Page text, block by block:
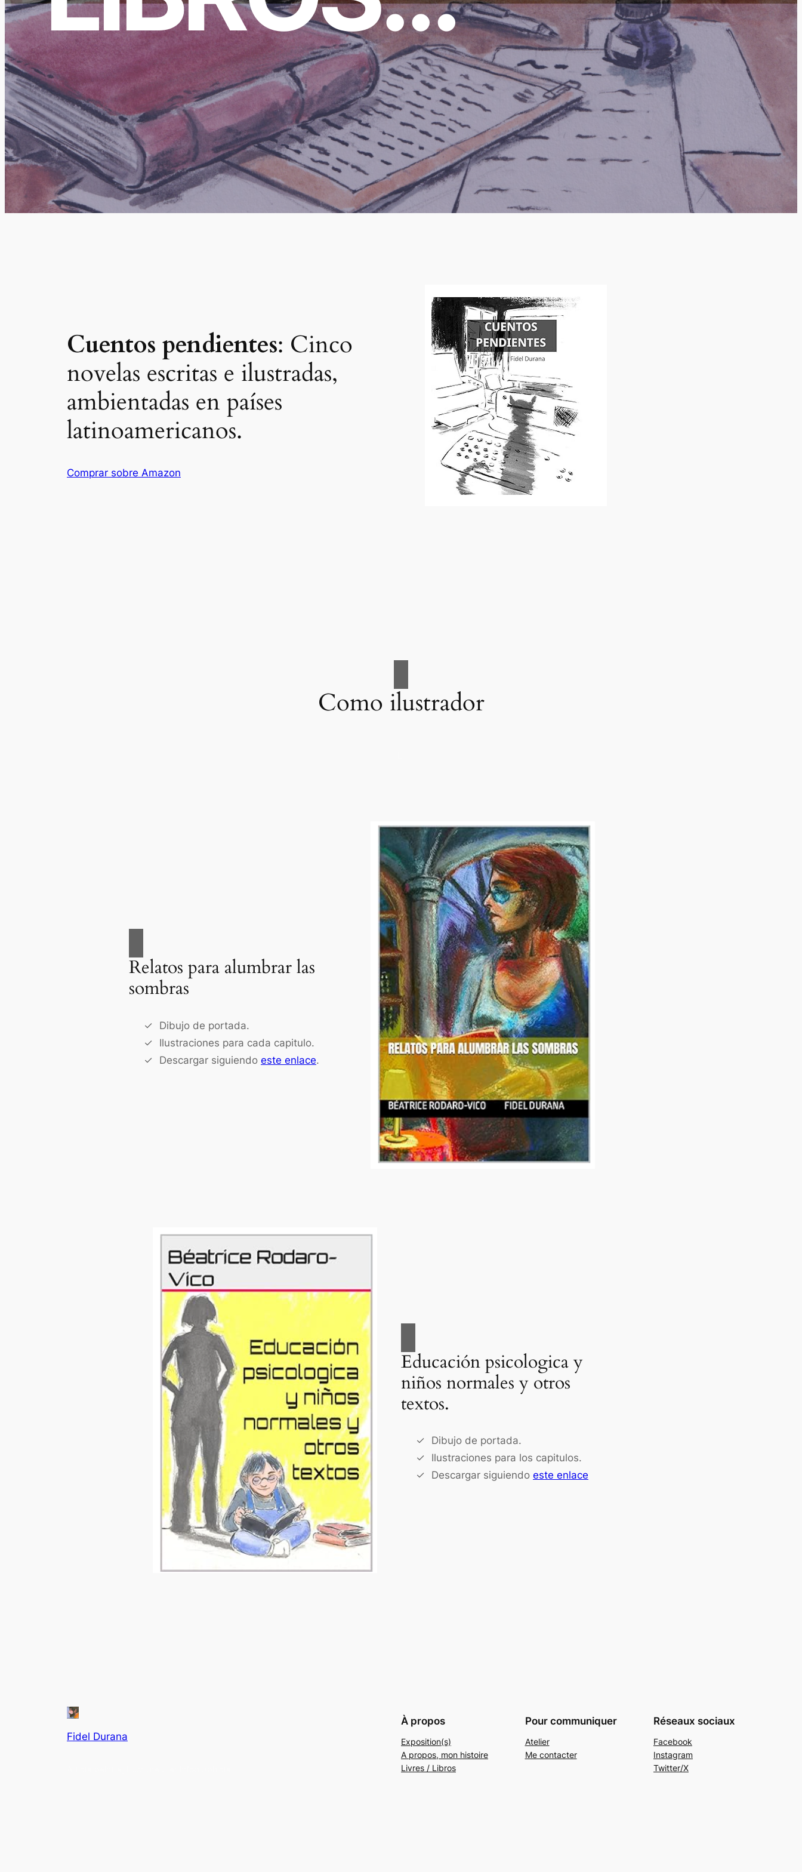
Cuentos pendientes: Cinco
novelas escritas e ilustradas,
ambientadas en países
latinoamericanos.
Comprar sobre Amazon
Como ilustrador
Relatos para alumbrar las
sombras
Dibujo de portada.
Ilustraciones para cada capitulo.
Descargar siguiendo este enlace.
Educación psicologica y
niños normales y otros
textos.
Dibujo de portada.
Ilustraciones para los capitulos.
Descargar siguiendo este enlace
Fidel Durana
À propos
Exposition(s)
A propos, mon histoire
Livres / Libros
Pour communiquer
Atelier
Me contacter
Réseaux sociaux
Facebook
Instagram
Twitter/X